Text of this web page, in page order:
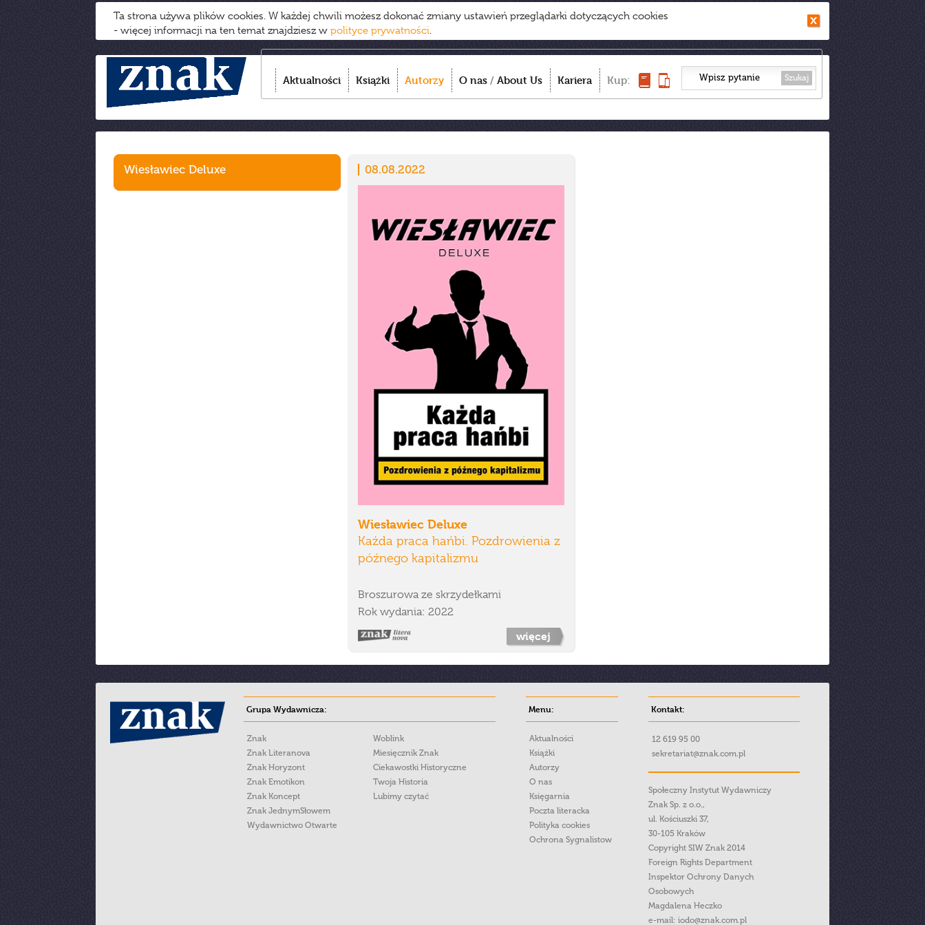
Ta strona używa plików cookies. W każdej chwili możesz dokonać zmiany ustawień przeglądarki dotyczących cookies
- więcej informacji na ten temat znajdziesz w polityce prywatności.
Aktualności Książki Autorzy O nas / About Us Kariera Kup: Szukaj
Wiesławiec Deluxe 08.08.2022
Wiesławiec Deluxe
Każda praca hańbi. Pozdrowienia z
późnego kapitalizmu
Broszurowa ze skrzydełkami
Rok wydania: 2022
więcej
Grupa Wydawnicza:
Znak
Znak Literanova
Znak Horyzont
Znak Emotikon
Znak Koncept
Znak JednymSłowem
Wydawnictwo Otwarte
Woblink
Miesięcznik Znak
Ciekawostki Historyczne
Twoja Historia
Lubimy czytać
Menu:
Aktualności
Książki
Autorzy
O nas
Księgarnia
Poczta literacka
Polityka cookies
Ochrona Sygnalistow
Kontakt:
12 619 95 00
sekretariat@znak.com.pl
Społeczny Instytut Wydawniczy
Znak Sp. z o.o.,
ul. Kościuszki 37,
30-105 Kraków
Copyright SIW Znak 2014
Foreign Rights Department
Inspektor Ochrony Danych
Osobowych
Magdalena Heczko
e-mail: iodo@znak.com.pl